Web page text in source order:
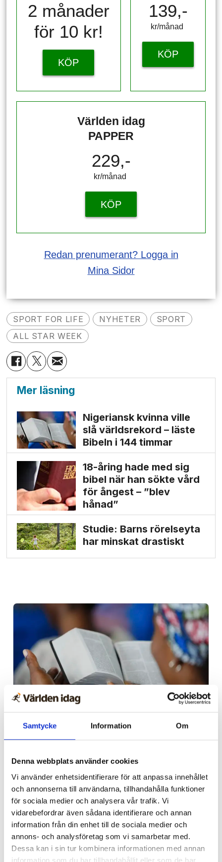
Samtycke Information Om
Denna webbplats använder cookies
Vi använder enhetsidentifierare för att anpassa innehållet
och annonserna till användarna, tillhandahålla funktioner
för sociala medier och analysera vår trafik. Vi
vidarebefordrar även sådana identifierare och annan
information från din enhet till de sociala medier och
annons- och analysföretag som vi samarbetar med.
Dessa kan i sin tur kombinera informationen med annan
information som du har tillhandahållit eller som de har
2 månader
för 10 kr!
KÖP
139,-
kr/månad ​​​​​​
KÖP
Världen idag
PAPPER
229,-
kr/månad ​​​​​​
KÖP
Redan prenumerant? Logga in
Mina Sidor
SPORT FOR LIFE NYHETER
SPORT
ALL STAR WEEK
Mer läsning
Nigeriansk kvinna ville
slå världs­rekord – läste
Bibeln i 144 timmar
18-åring hade med sig
bibel när han sökte vård
för ångest – ”blev
hånad”
Studie: Barns rörelseyta
har minskat drastiskt
Afrika
Nigeriansk kvinna ville
slå världs­rekord – läste
Bibeln i 144 timmar